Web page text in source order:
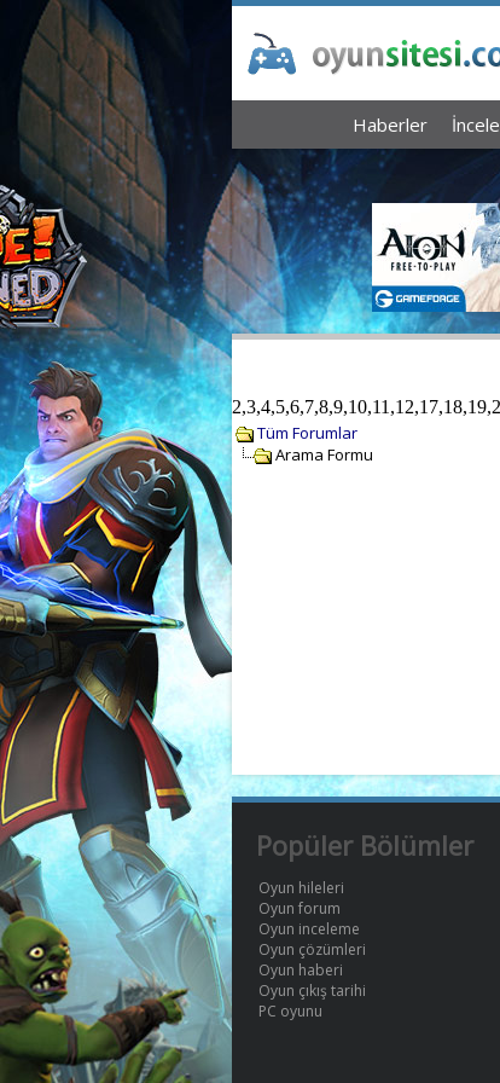
Haberler
Tüm Forumlar
Arama Formu
Popüler Bölümler
Oyun hileleri
Oyun forum
Oyun inceleme
Oyun çözümleri
Oyun haberi
Oyun çıkış tarihi
PC oyunu